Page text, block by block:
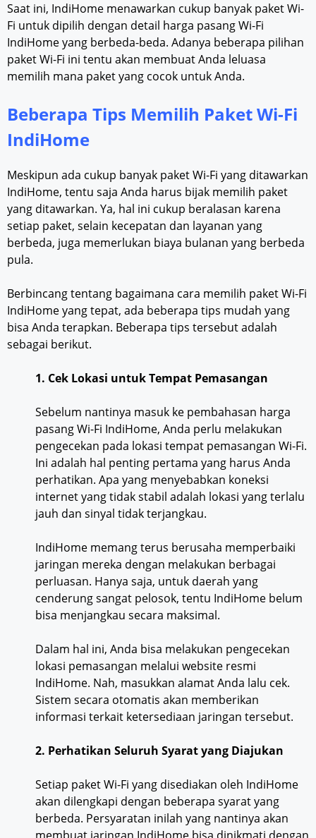
Saat ini, IndiHome menawarkan cukup banyak paket Wi-
Fi untuk dipilih dengan detail harga pasang Wi-Fi
IndiHome yang berbeda-beda. Adanya beberapa pilihan
paket Wi-Fi ini tentu akan membuat Anda leluasa
memilih mana paket yang cocok untuk Anda.
Beberapa Tips Memilih Paket Wi-Fi
IndiHome
Meskipun ada cukup banyak paket Wi-Fi yang ditawarkan
IndiHome, tentu saja Anda harus bijak memilih paket
yang ditawarkan. Ya, hal ini cukup beralasan karena
setiap paket, selain kecepatan dan layanan yang
berbeda, juga memerlukan biaya bulanan yang berbeda
pula.
Berbincang tentang bagaimana cara memilih paket Wi-Fi
IndiHome yang tepat, ada beberapa tips mudah yang
bisa Anda terapkan. Beberapa tips tersebut adalah
sebagai berikut.
1. Cek Lokasi untuk Tempat Pemasangan
Sebelum nantinya masuk ke pembahasan harga
pasang Wi-Fi IndiHome, Anda perlu melakukan
pengecekan pada lokasi tempat pemasangan Wi-Fi.
Ini adalah hal penting pertama yang harus Anda
perhatikan. Apa yang menyebabkan koneksi
internet yang tidak stabil adalah lokasi yang terlalu
jauh dan sinyal tidak terjangkau.
IndiHome memang terus berusaha memperbaiki
jaringan mereka dengan melakukan berbagai
perluasan. Hanya saja, untuk daerah yang
cenderung sangat pelosok, tentu IndiHome belum
bisa menjangkau secara maksimal.
Dalam hal ini, Anda bisa melakukan pengecekan
lokasi pemasangan melalui website resmi
IndiHome. Nah, masukkan alamat Anda lalu cek.
Sistem secara otomatis akan memberikan
informasi terkait ketersediaan jaringan tersebut.
2. Perhatikan Seluruh Syarat yang Diajukan
Setiap paket Wi-Fi yang disediakan oleh IndiHome
akan dilengkapi dengan beberapa syarat yang
berbeda. Persyaratan inilah yang nantinya akan